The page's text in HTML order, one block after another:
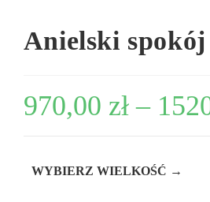
Anielski spokój
970,00 zł –
WYBIERZ WIELKOŚĆ →